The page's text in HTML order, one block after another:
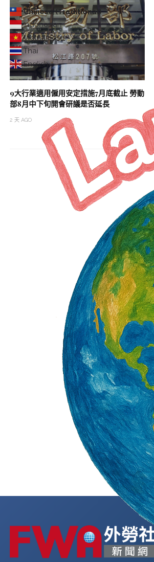
Chinese (Traditional)
Indonesian
Vietnamese
Thai
English
9大行業適用僱用安定措施7月底截止 勞動
部8月中下旬開會研議是否延長
2 天 AGO